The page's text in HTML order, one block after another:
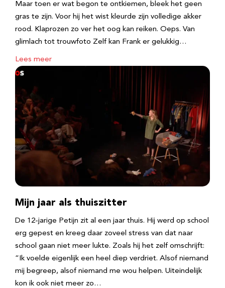
Maar toen er wat begon te ontkiemen, bleek het geen
gras te zijn. Voor hij het wist kleurde zijn volledige akker
rood. Klaprozen zo ver het oog kan reiken. Oeps. Van
glimlach tot trouwfoto Zelf kan Frank er gelukkig…
Lees meer
Mijn jaar als thuiszitter
De 12-jarige Petijn zit al een jaar thuis. Hij werd op school
erg gepest en kreeg daar zoveel stress van dat naar
school gaan niet meer lukte. Zoals hij het zelf omschrijft:
“Ik voelde eigenlijk een heel diep verdriet. Alsof niemand
mij begreep, alsof niemand me wou helpen. Uiteindelijk
kon ik ook niet meer zo…